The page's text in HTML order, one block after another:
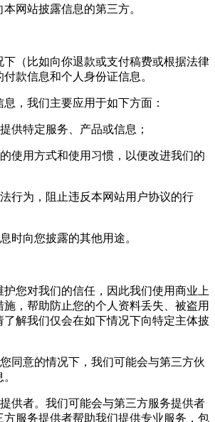
网站披露信息的第三方。
下（比如向你退款或支付稿费或根据法律
款信息和个人身份证信息。
，我们主要应用于如下方面：
供特定服务、产品或信息；
使用方式和使用习惯，以便改进我们的
行为，阻止违反本网站用户协议的行
时向您披露的其他用途。
您对我们的信任，因此我们使用商业上
，帮助防止您的个人资料丢失、被盗用
解我们仅会在如下情况下向特定主体披
同意的情况下，我们可能会与第三方伙
供者。我们可能会与第三方服务提供者
方服务提供者帮助我们提供专业服务，包